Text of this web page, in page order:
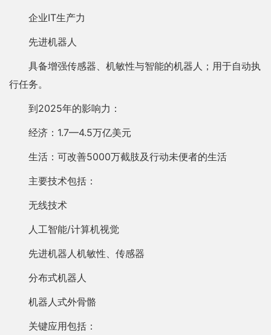
企业IT生产力
先进机器人
具备增强传感器、机敏性与智能的机器人；用于自动执
行任务。
到2025年的影响力：
经济：1.7—4.5万亿美元
生活：可改善5000万截肢及行动未便者的生活
主要技术包括：
无线技术
人工智能/计算机视觉
先进机器人机敏性、传感器
分布式机器人
机器人式外骨骼
关键应用包括：